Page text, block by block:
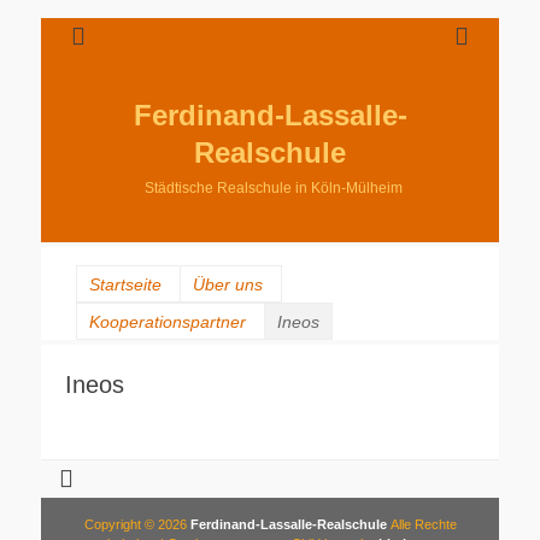
Ferdinand-Lassalle-
Realschule
Städtische Realschule in Köln-Mülheim
Startseite
Über uns
Kooperationspartner
Ineos
Ineos
Copyright © 2026 Ferdinand-Lassalle-RealschuleAlle Rechte